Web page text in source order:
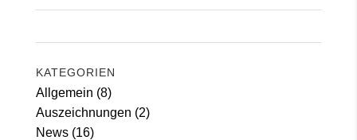
KATEGORIEN
Allgemein (8)
Auszeichnungen (2)
News(16)